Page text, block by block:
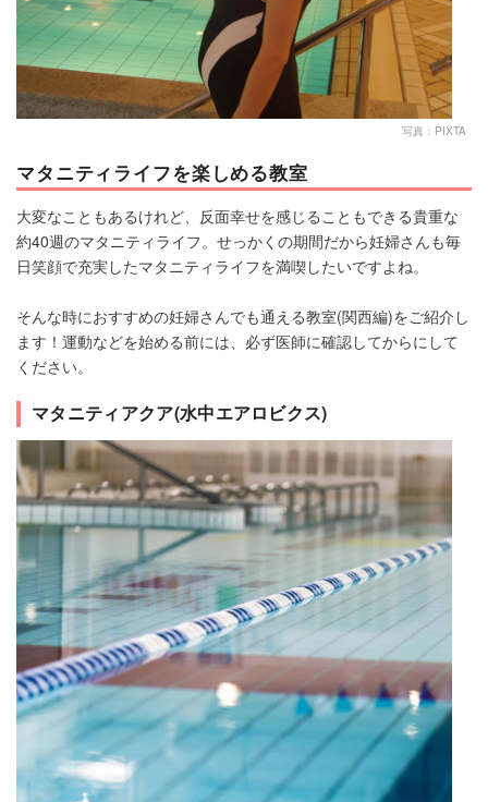
写真：PIXTA
マタニティライフを楽しめる教室
大変なこともあるけれど、反面幸せを感じることもできる貴重な
約40週のマタニティライフ。せっかくの期間だから妊婦さんも毎
日笑顔で充実したマタニティライフを満喫したいですよね。
そんな時におすすめの妊婦さんでも通える教室(関西編)をご紹介し
ます！運動などを始める前には、必ず医師に確認してからにして
ください。
マタニティアクア(水中エアロビクス)